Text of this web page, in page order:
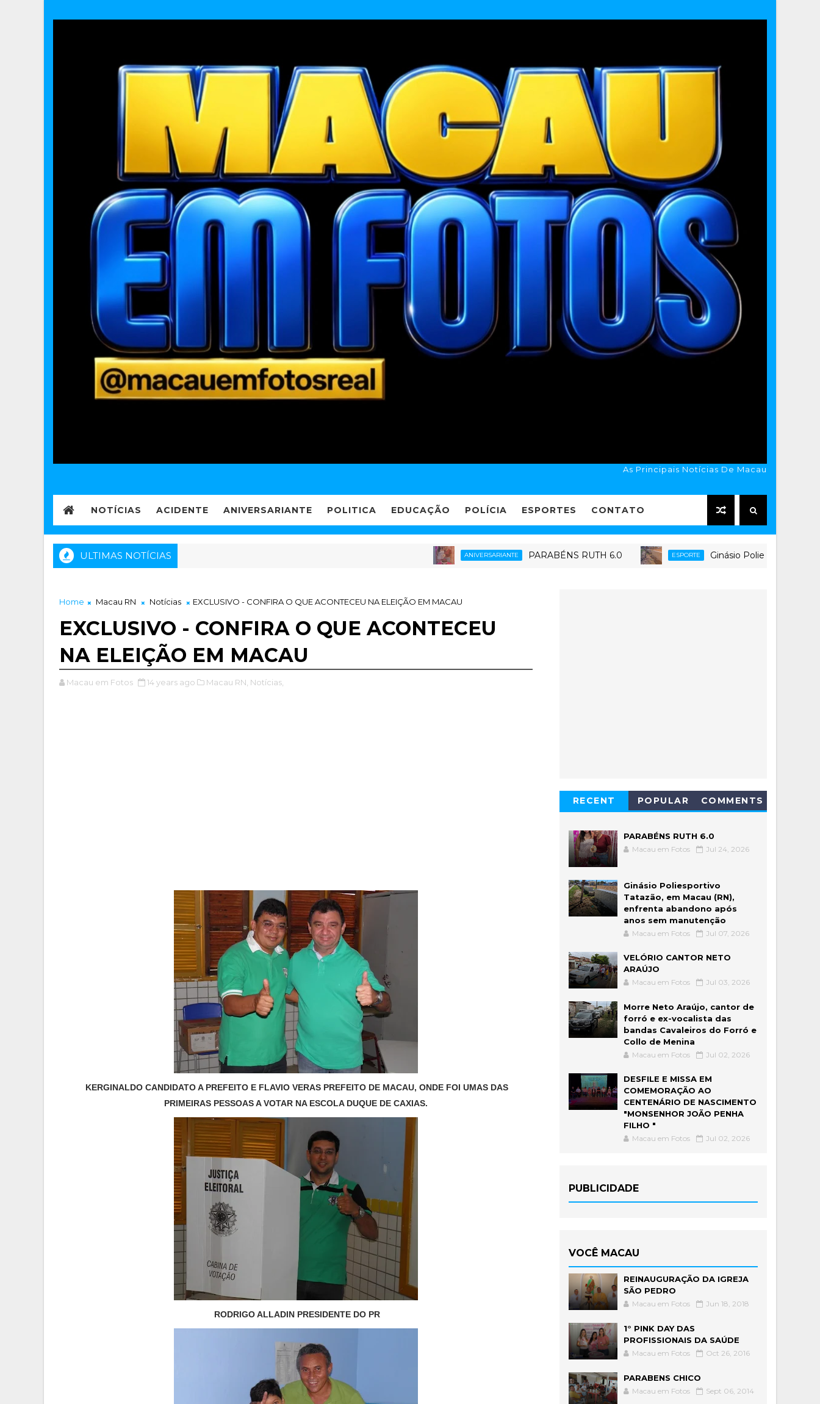
As Principais Notícias De Macau
NOTÍCIAS ACIDENTE ANIVERSARIANTE POLITICA EDUCAÇÃO POLÍCIA ESPORTES CONTATO
ULTIMAS NOTÍCIAS ANIVERSARIANTE PARABÉNS RUTH 6.0 ESPORTE Ginásio Poliesportivo Tatazão,
Home Macau RN Notícias EXCLUSIVO - CONFIRA O QUE ACONTECEU NA ELEIÇÃO EM MACAU
EXCLUSIVO - CONFIRA O QUE ACONTECEU
NA ELEIÇÃO EM MACAU
Macau em Fotos 14 years ago Macau RN, Notícias,
KERGINALDO CANDIDATO A PREFEITO E FLAVIO VERAS PREFEITO DE MACAU, ONDE FOI UMAS DAS
PRIMEIRAS PESSOAS A VOTAR NA ESCOLA DUQUE DE CAXIAS.
RODRIGO ALLADIN PRESIDENTE DO PR
RECENT POPULAR COMMENTS
PARABÉNS RUTH 6.0
Macau em Fotos Jul 24, 2026
Ginásio Poliesportivo
Tatazão, em Macau (RN),
enfrenta abandono após
anos sem manutenção
Macau em Fotos Jul 07, 2026
VELÓRIO CANTOR NETO
ARAÚJO
Macau em Fotos Jul 03, 2026
Morre Neto Araújo, cantor de
forró e ex-vocalista das
bandas Cavaleiros do Forró e
Collo de Menina
Macau em Fotos Jul 02, 2026
DESFILE E MISSA EM
COMEMORAÇÃO AO
CENTENÁRIO DE NASCIMENTO
"MONSENHOR JOÃO PENHA
FILHO "
Macau em Fotos Jul 02, 2026
PUBLICIDADE
VOCÊ MACAU
REINAUGURAÇÃO DA IGREJA
SÃO PEDRO
Macau em Fotos Jun 18, 2018
1° PINK DAY DAS
PROFISSIONAIS DA SAÚDE
Macau em Fotos Oct 26, 2016
PARABENS CHICO
Macau em Fotos Sept 06, 2014